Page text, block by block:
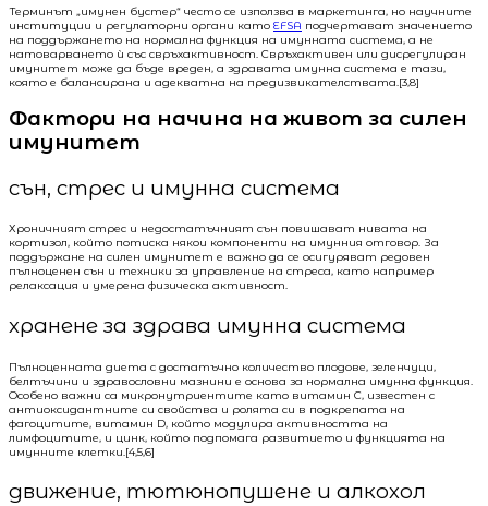
Терминът „имунен бустер“ често се използва в маркетинга, но научните
институции и регулаторни органи като EFSA подчертават значението
на поддържането на нормална функция на имунната система, а не
натоварването ѝ със свръхактивност. Свръхактивен или дисрегулиран
имунитет може да бъде вреден, а здравата имунна система е тази,
която е балансирана и адекватна на предизвикателствата.[3,8]
Фактори на начина на живот за силен
имунитет
сън, стрес и имунна система
Хроничният стрес и недостатъчният сън повишават нивата на
кортизол, който потиска някои компоненти на имунния отговор. За
поддържане на силен имунитет е важно да се осигуряват редовен
пълноценен сън и техники за управление на стреса, като например
релаксация и умерена физическа активност.
хранене за здрава имунна система
Пълноценната диета с достатъчно количество плодове, зеленчуци,
белтъчини и здравословни мазнини е основа за нормална имунна функция.
Особено важни са микронутриентите като витамин C, известен с
антиоксидантните си свойства и ролята си в подкрепата на
фагоцитите, витамин D, който модулира активността на
лимфоцитите, и цинк, който подпомага развитието и функцията на
имунните клетки.[4,5,6]
движение, тютюнопушене и алкохол